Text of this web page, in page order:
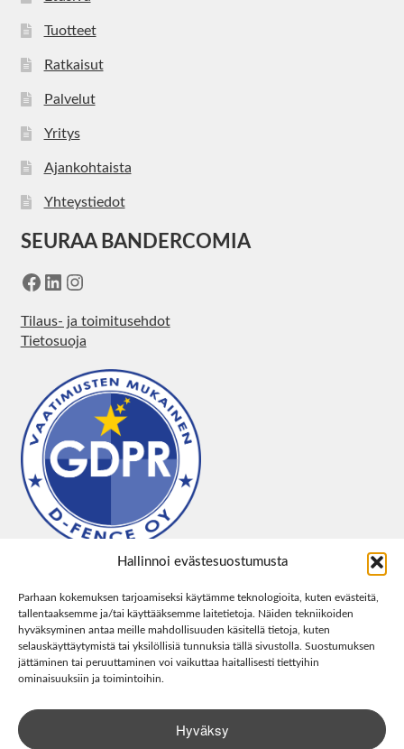
Hallinnoi evästesuostumusta
Parhaan kokemuksen tarjoamiseksi käytämme teknologioita, kuten evästeitä,
tallentaaksemme ja/tai käyttääksemme laitetietoja. Näiden tekniikoiden
hyväksyminen antaa meille mahdollisuuden käsitellä tietoja, kuten
selauskäyttäytymistä tai yksilöllisiä tunnuksia tällä sivustolla. Suostumuksen
jättäminen tai peruuttaminen voi vaikuttaa haitallisesti tiettyihin
ominaisuuksiin ja toimintoihin.
Hyväksy
Tuotteet
Ratkaisut
Palvelut
Yritys
Ajankohtaista
Yhteystiedot
SEURAA BANDERCOMIA
Facebook
LinkedIn
Instagram
Tilaus- ja toimitusehdot
Tietosuoja